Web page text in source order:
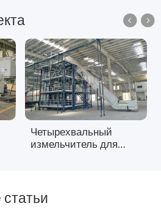
Четырехвальный
измельчитель для
Хэнань, Китай
 